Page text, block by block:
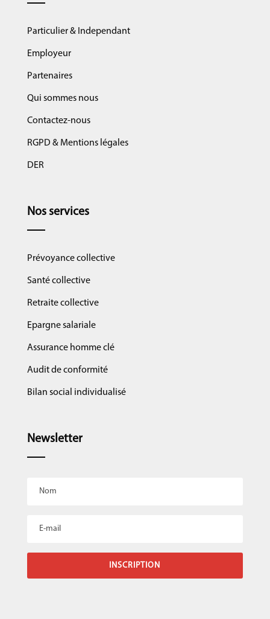
Particulier & Independant
Employeur
Partenaires
Qui sommes nous
Contactez-nous
RGPD & Mentions légales
DER
Nos services
Prévoyance collective
Santé collective
Retraite collective
Epargne salariale
Assurance homme clé
Audit de conformité
Bilan social individualisé
Newsletter
INSCRIPTION